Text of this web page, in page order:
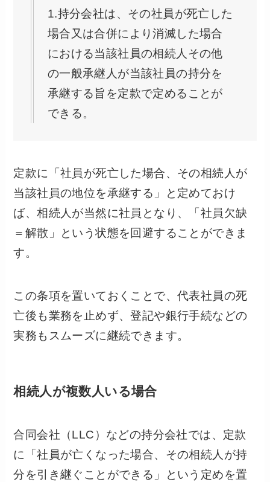
1.持分会社は、その社員が死亡した
場合又は合併により消滅した場合
における当該社員の相続人その他
の一般承継人が当該社員の持分を
承継する旨を定款で定めることが
できる。
定款に「社員が死亡した場合、その相続人が
当該社員の地位を承継する」と定めておけ
ば、相続人が当然に社員となり、「社員欠缺
＝解散」という状態を回避することができま
す。
この条項を置いておくことで、代表社員の死
亡後も業務を止めず、登記や銀行手続などの
実務もスムーズに継続できます。
相続人が複数人いる場合
合同会社（LLC）などの持分会社では、定款
に「社員が亡くなった場合、その相続人が持
分を引き継ぐことができる」という定めを置